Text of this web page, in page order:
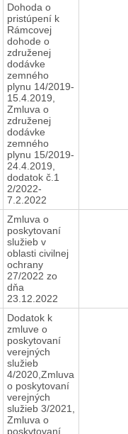
Dohoda o
pristúpení k
Rámcovej
dohode o
združenej
dodávke
zemného
plynu 14/2019-
15.4.2019,
Zmluva o
združenej
dodávke
zemného
plynu 15/2019-
24.4.2019,
dodatok č.1
2/2022-
7.2.2022
Zmluva o
poskytovaní
služieb v
oblasti civilnej
ochrany
27/2022 zo
dňa
23.12.2022
Dodatok k
zmluve o
poskytovaní
verejných
služieb
4/2020,Zmluva
o poskytovaní
verejných
služieb 3/2021,
Zmluva o
poskytovaní